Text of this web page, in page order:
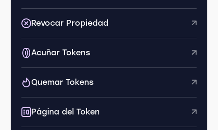
Revocar Propiedad
Acuñar Tokens
Quemar Tokens
Página del Token